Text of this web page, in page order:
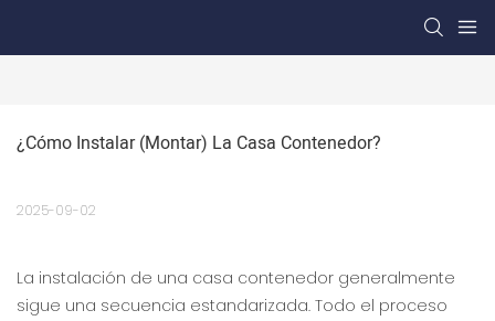
¿Cómo Instalar (montar) La Casa Contenedor?
2025-09-02
La instalación de una casa contenedor generalmente
sigue una secuencia estandarizada. Todo el proceso